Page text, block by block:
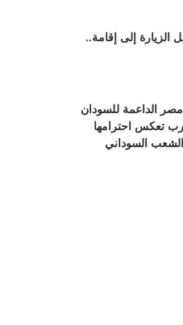
الزيارة إلى إقامة..
الداعمة للسودان
تعكس احترامها
الشعب السوداني